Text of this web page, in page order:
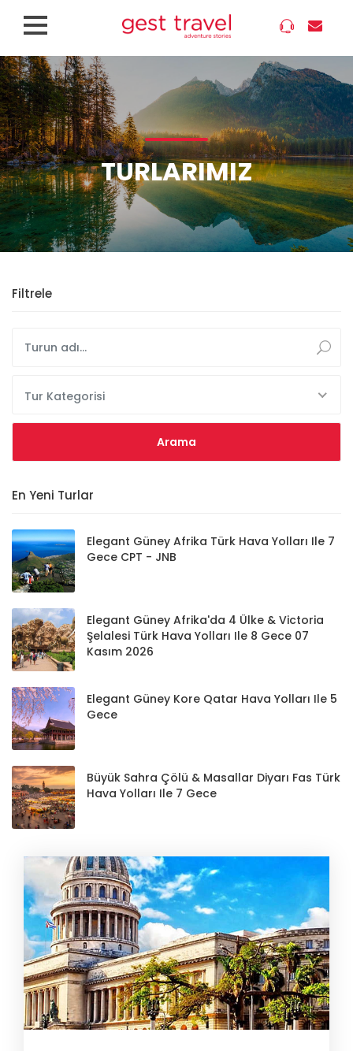
TURLARIMIZ
Filtrele
Tur Kategorisi
En Yeni Turlar
Elegant Güney Afrika Türk Hava Yolları Ile 7
Gece CPT - JNB
Elegant Güney Afrika'da 4 Ülke & Victoria
Şelalesi Türk Hava Yolları Ile 8 Gece 07
Kasım 2026
Elegant Güney Kore Qatar Hava Yolları Ile 5
Gece
Büyük Sahra Çölü & Masallar Diyarı Fas Türk
Hava Yolları Ile 7 Gece